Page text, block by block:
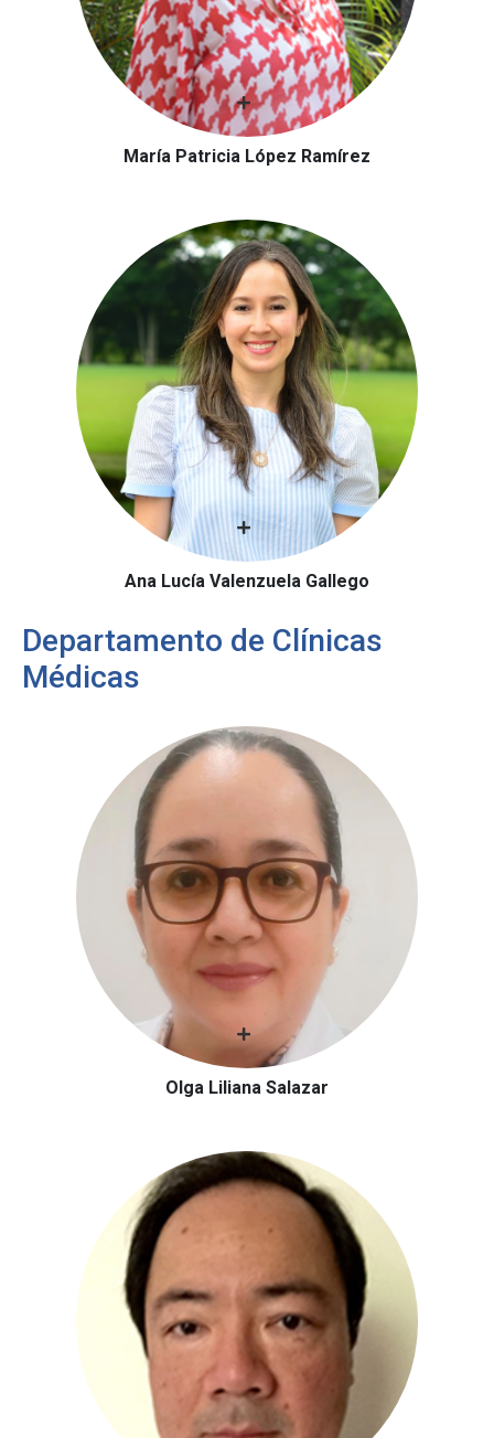
María Patricia López Ramírez
Ana Lucía Valenzuela Gallego
Departamento de Clínicas
Médicas
Olga Liliana Salazar